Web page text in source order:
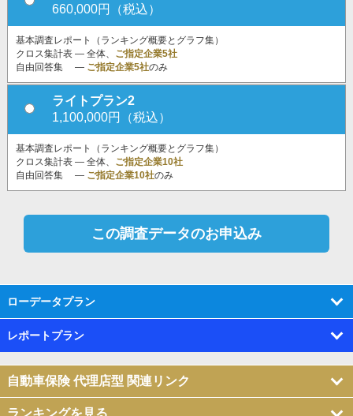
660,000円（税込）
基本調査レポート（ランキング概要とグラフ集）
クロス集計表 ― 全体、 ご指定企業5社
自由回答集 ― ご指定企業5社のみ
ライトプラン2
1,100,000円（税込）
基本調査レポート（ランキング概要とグラフ集）
クロス集計表 ― 全体、 ご指定企業10社
自由回答集 ― ご指定企業10社のみ
ローデータプラン
レポートプラン
自動車保険 代理店型 関連リンク
ランキングを見る